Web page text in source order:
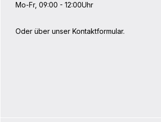
Mo-Fr, 09:00 - 12:00Uhr
Oder über unser Kontaktformular.